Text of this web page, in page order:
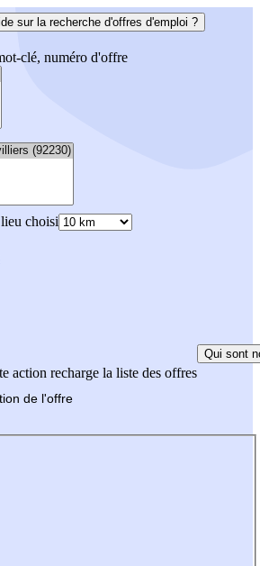
sur la recherche d'offres d'emploi ?
clé, numéro d'offre
choisi
action recharge la liste des offres
Qui sont
de l'offre